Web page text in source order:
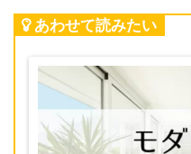
あわせて読みたい